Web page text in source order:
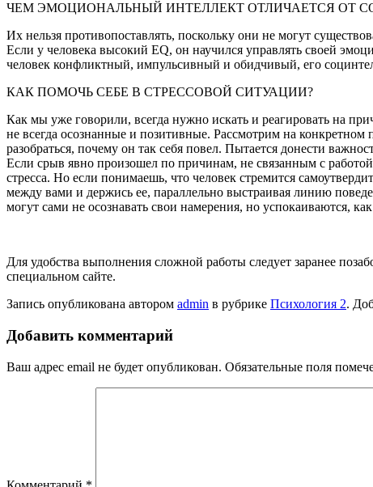
ЧЕМ ЭМОЦИО­НАЛЬНЫЙ ИНТЕЛЛЕКТ ОТЛИЧАЕТСЯ ОТ
Их нельзя противопостав­лять, поскольку они не могут
Если у человека высокий EQ, он научился управлять своей
человек конфликтный, импульсивный и обидчивый, его
КАК ПОМОЧЬ СЕБЕ В СТРЕССОВОЙ СИТУАЦИИ?
Как мы уже говорили, всег­да нужно искать и реагиро­вать на
не всегда осознанные и позитивные. Рассмотрим на конкретном
разобраться, почему он так себя повел. Пытается донести
Если срыв явно произошел по причинам, не связанным с
стресса. Но если понимаешь, что человек стремится
между вами и держись ее, параллельно выстраивая линию
могут сами не осознавать свои намерения, но успокаиваются,
Для удобства выполнения сложной работы следует заранее
специальном сайте.
Запись опубликована автором admin в рубрике Психология 2.
Добавить комментарий
Ваш адрес email не будет опубликован. Обязательные поля